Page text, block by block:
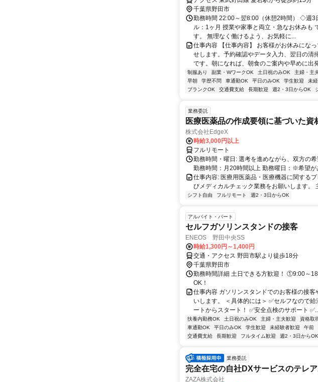
千葉県野田市
勤務時間 22:00～翌8:00（休憩2時間） ◇週3
ル：1ヶ月 授業や家事と両立・急なお休みも
す。 無理なく働けるよう、お気軽に...
仕事内容 【仕事内容】 お客様がお休みにな
せします。予約確認やデータ入力、翌日の清
です。朝になれば、朝食のご案内や早めに出
制服あり 副業・WワークOK 土日祝のみOK 主婦・主
早朝
学歴不問 車通勤OK 平日のみOK 学生歓迎 未
ブランクOK
交通費支給 長期歓迎 週2・3日からOK
業務委託
医療医薬品の作成要領に基づいた資
株式会社EdgeX
時給3,000円以上
フルリモート
勤務時間・曜日: 選考を進めながら、双方の
勤務時間：月20時間以上 勤務曜日：※希望
仕事内容: 医療用医薬品・医療機器に関する
びメディカルチェック業務をお願いします。
シフト自由 フルリモート 週2・3日からOK
アルバイト・パート
セルフガソリンスタンドの接客
ENEOS 野田中央SS
時給1,300円～1,400円
交通・アクセス 野田市駅より徒歩18分
千葉県野田市
勤務時間詳細 土日できる方歓迎！ ①9:00～
OK！
仕事内容 ガソリンスタンドでのお客様の接
いします。 ＜具体的には＞ ✅セルフなので
ートからスタート！ ✅安全点検のサポート
扶養内勤務OK 土日祝のみOK 主婦・主夫歓迎 資格取
車通勤OK
平日のみOK 学生歓迎 未経験者歓迎 午前
交通費支給
長期歓迎 フルタイム歓迎 週2・3日からOK
業務委託
完全在宅の自社DXサービスのテレ
ZAZA株式会社